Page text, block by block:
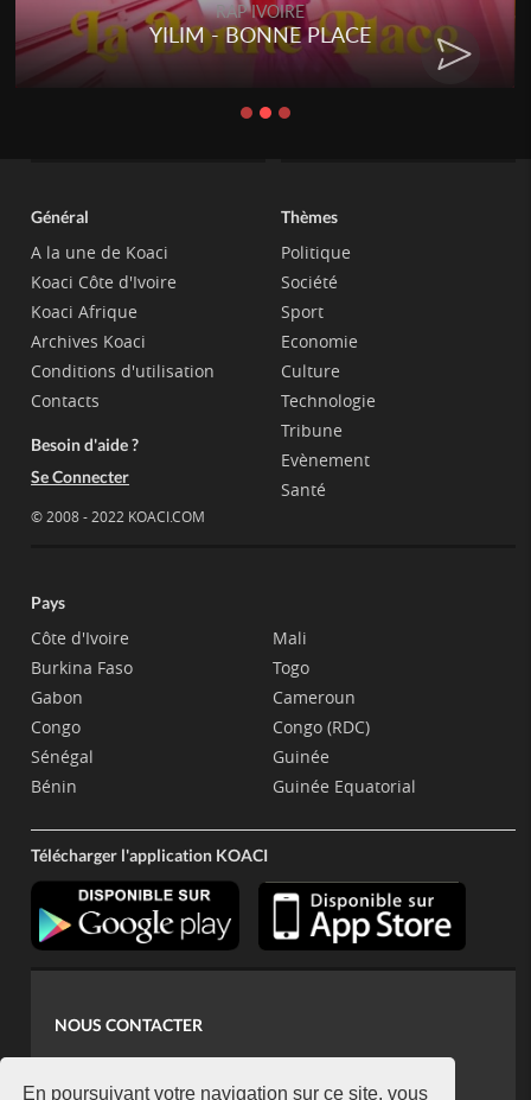
En poursuivant votre navigation sur ce site, vous
RAP IVOIRE
YILIM - BONNE PLACE
Général
A la une de Koaci
Koaci Côte d'Ivoire
Koaci Afrique
Archives Koaci
Conditions d'utilisation
Contacts
Besoin d'aide ?
Se Connecter
© 2008 - 2022 KOACI.COM
Thèmes
Politique
Société
Sport
Economie
Culture
Technologie
Tribune
Evènement
Santé
Pays
Côte d'Ivoire
Burkina Faso
Gabon
Congo
Sénégal
Bénin
Mali
Togo
Cameroun
Congo (RDC)
Guinée
Guinée Equatorial
Télécharger l'application KOACI
NOUS CONTACTER